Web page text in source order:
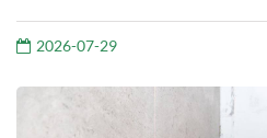
2026-07-29